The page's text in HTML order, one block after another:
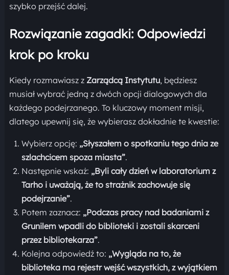
szybko przejść dalej.
Rozwiązanie zagadki: Odpowiedzi
krok po kroku
Kiedy rozmawiasz z Zarządcą Instytutu, będziesz
musiał wybrać jedną z dwóch opcji dialogowych dla
każdego podejrzanego. To kluczowy moment misji,
dlatego upewnij się, że wybierasz dokładnie te kwestie:
Wybierz opcję: „Słyszałem o spotkaniu tego dnia ze
szlachcicem spoza miasta”.
Następnie wskaż: „Byli cały dzień w laboratorium z
Tarho i uważają, że to strażnik zachowuje się
podejrzanie”.
Potem zaznacz: „Podczas pracy nad badaniami z
Grunilem wpadli do biblioteki i zostali skarceni
przez bibliotekarza”.
Kolejna odpowiedź to: „Wygląda na to, że
biblioteka ma rejestr wejść wszystkich, z wyjątkiem